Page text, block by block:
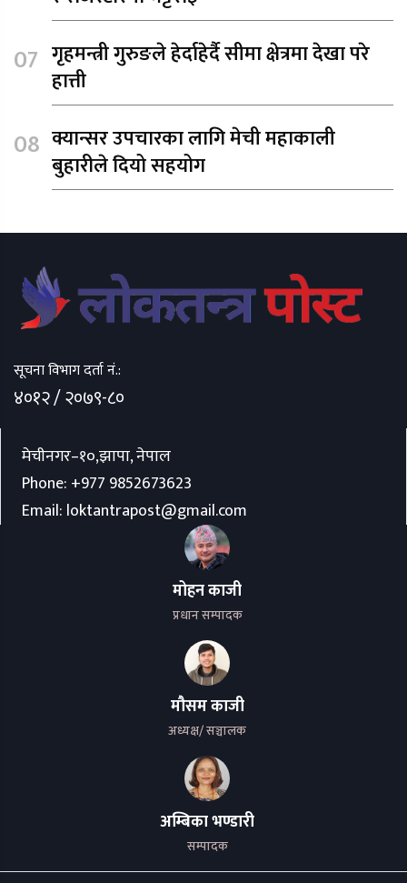
गृहमन्त्री गुरुङले हेर्दाहेर्दै सीमा क्षेत्रमा देखा परे
हात्ती
क्यान्सर उपचारका लागि मेची महाकाली
बुहारीले दियो सहयोग
सूचना विभाग दर्ता नं.:
४०१२ / २०७९-८०
मेचीनगर–१०,झापा, नेपाल
Phone: +977 9852673623
Email: loktantrapost@gmail.com
मोहन काजी
प्रधान सम्पादक
मौसम काजी
अध्यक्ष/ सञ्चालक
अम्बिका भण्डारी
सम्पादक